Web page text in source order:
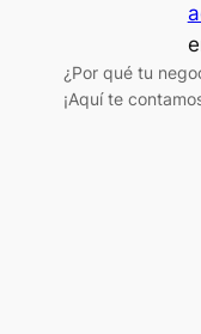
¿Por qué tu
¡Aquí te